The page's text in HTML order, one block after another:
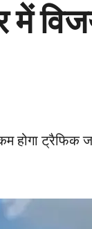
में
होगा ट्रैफिक